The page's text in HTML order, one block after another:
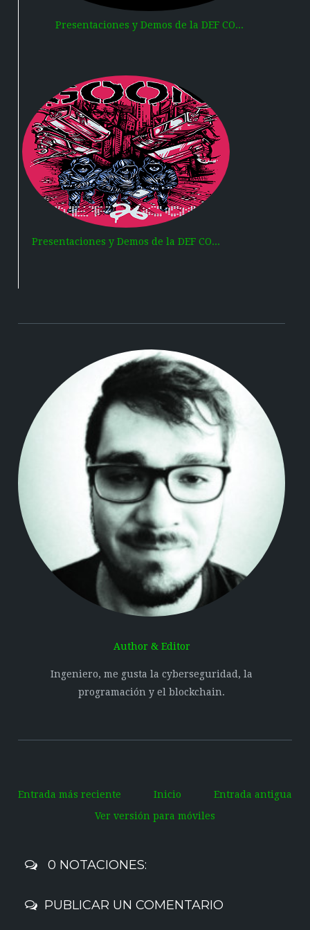
Presentaciones y Demos de la DEF CO...
Presentaciones y Demos de la DEF CO...
Author & Editor
Ingeniero, me gusta la cyberseguridad, la
programación y el blockchain.
Entrada más reciente Entrada antigua
Inicio
Ver versión para móviles
0 NOTACIONES:
PUBLICAR UN COMENTARIO